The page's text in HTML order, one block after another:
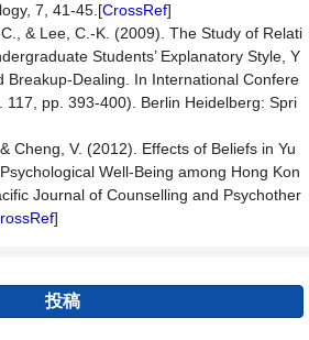
7, 41-45.[CrossRef]
& Lee, C.-K. (2009). The Study of Relati
Students’ Explanatory Style, Y
Breakup-Dealing. In International Confere
117, pp. 393-400). Berlin Heidelberg: Spri
Cheng, V. (2012). Effects of Beliefs in Yu
Well-Being among Hong Kon
Journal of Counselling and Psychother
]
投稿